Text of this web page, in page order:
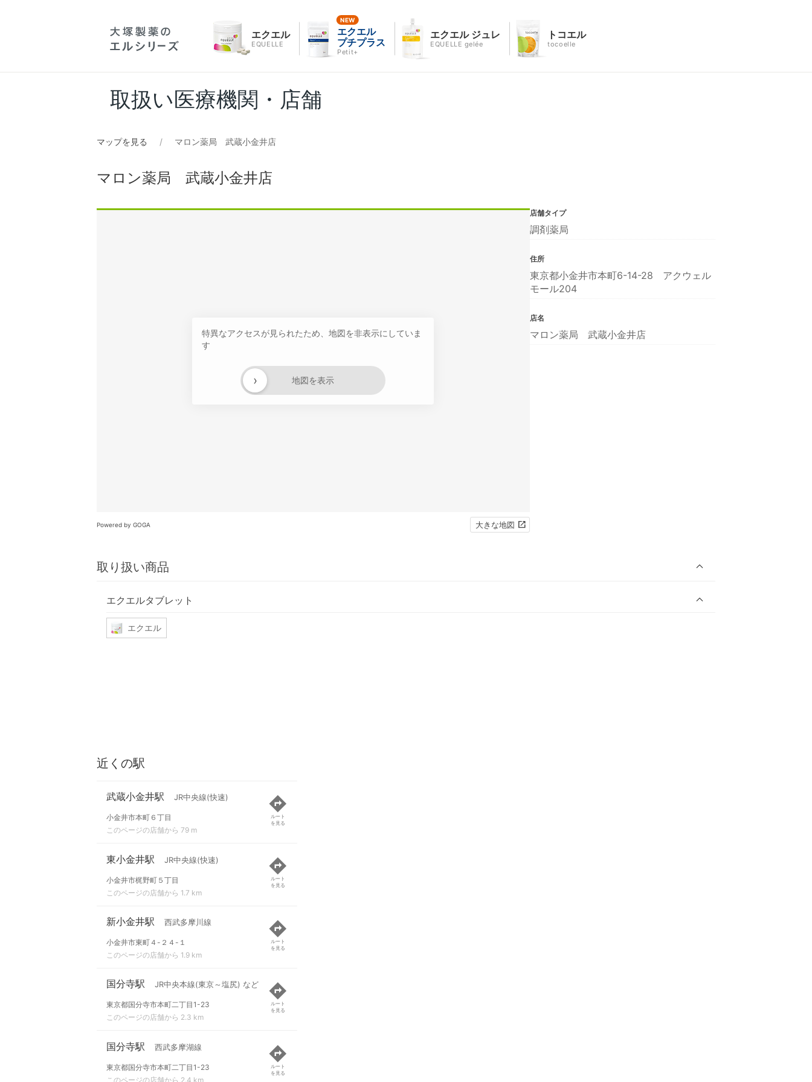
エクエル
EQUELLE
エクエル
プチプラス
Petit+
エクエル ジュレ
EQUELLE gelée
トコエル
tocoelle
取扱い医療機関・店舗
マップを見る マロン薬局 武蔵小金井店
マロン薬局 武蔵小金井店
特異なアクセスが見られたため、地図を非表示にしていま
す
地図を表示
›
Powered by GOGA 大きな地図
取り扱い商品
エクエルタブレット
エクエル
店舗タイプ
調剤薬局
住所
東京都小金井市本町6-14-28 アクウェル
モール204
店名
マロン薬局 武蔵小金井店
近くの駅
武蔵小金井駅 JR中央線(快速)
小金井市本町６丁目
このページの店舗から 79 m
ルート
を見る
東小金井駅 JR中央線(快速)
小金井市梶野町５丁目
このページの店舗から 1.7 km
ルート
を見る
新小金井駅 西武多摩川線
小金井市東町４-２４-１
このページの店舗から 1.9 km
ルート
を見る
国分寺駅 JR中央本線(東京～塩尻) など
東京都国分寺市本町二丁目1-23
このページの店舗から 2.3 km
ルート
を見る
国分寺駅 西武多摩湖線
東京都国分寺市本町二丁目1-23
このページの店舗から 2.4 km
ルート
を見る